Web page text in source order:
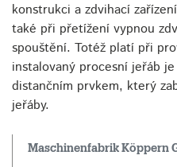
konstrukci a zdvihací
také při přetížení vypnou
spouštění. Totéž platí při
instalovaný procesní jeřáb
distančním prvkem, který
jeřáby.
Maschinenfabrik Köppern